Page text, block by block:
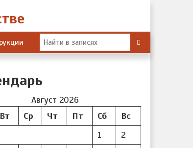
Август 2026
Вт Ср Чт Пт Сб
Вс
1
2